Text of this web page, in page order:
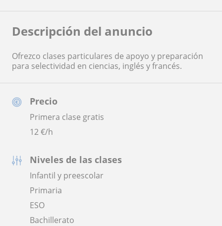
Precio
Primera clase gratis
12€/h
Niveles de las clases
Infantil y preescolar
Primaria
ESO
Bachillerato
Descripción del anuncio
Ofrezco clases particulares de apoyo y preparación
para selectividad en ciencias, inglés y francés.